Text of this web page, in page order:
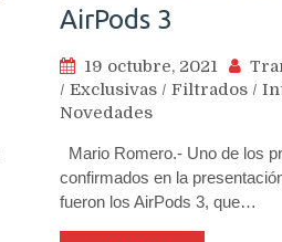
AirPods 3
19 octubre, 2021
/ Exclusivas / Filtrados /
Novedades
Mario Romero.- Uno de los
confirmados en la
fueron los AirPods 3, que…